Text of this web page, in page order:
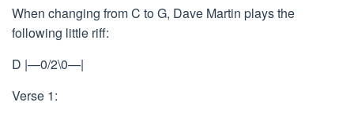
When changing from C to G, Dave Martin plays the
following little riff:
D |—0/2\0—|
Verse 1: